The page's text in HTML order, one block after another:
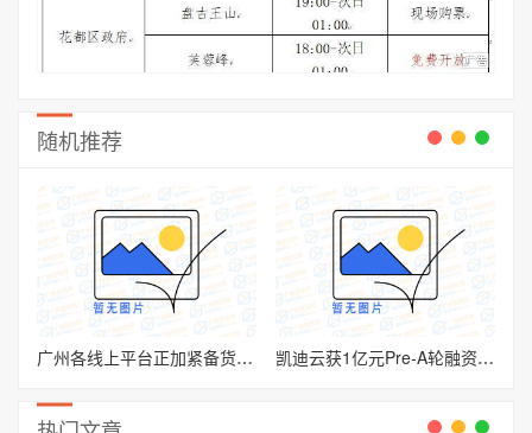
随机推荐
广州各线上平台正加紧备货增加配送运力 商超市场今明将加大供应量 凯迪云获1亿元Pre-A轮融资 全面布局全国各地商协会数字化服务